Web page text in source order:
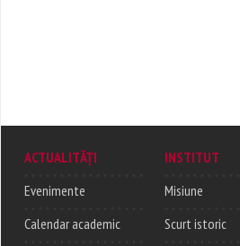
ACTUALITĂȚI
Evenimente
Calendar academic
INSTITUT
Misiune
Scurt istoric